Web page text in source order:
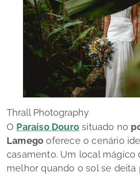
Thrall Photography
O Paraíso Douro situado no
Lamego oferece o cenário
casamento. Um local mágico
melhor quando o sol se deita